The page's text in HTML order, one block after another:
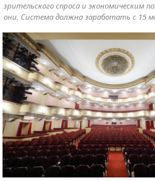
зрительского спроса и экономическим
они. Система должна заработать с 15